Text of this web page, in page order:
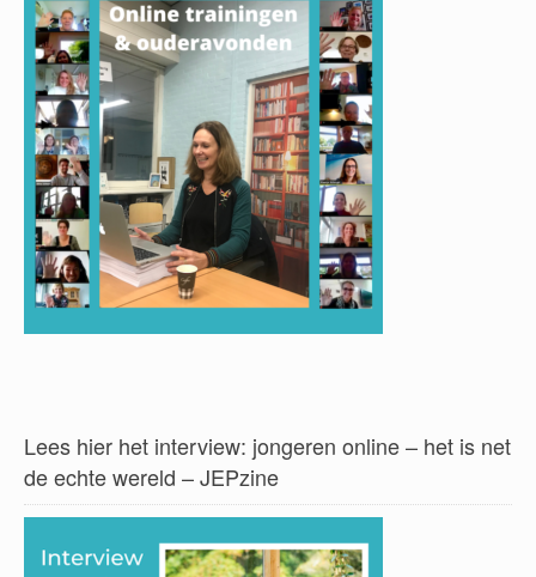
Lees hier het interview: jongeren online – het is net
de echte wereld – JEPzine